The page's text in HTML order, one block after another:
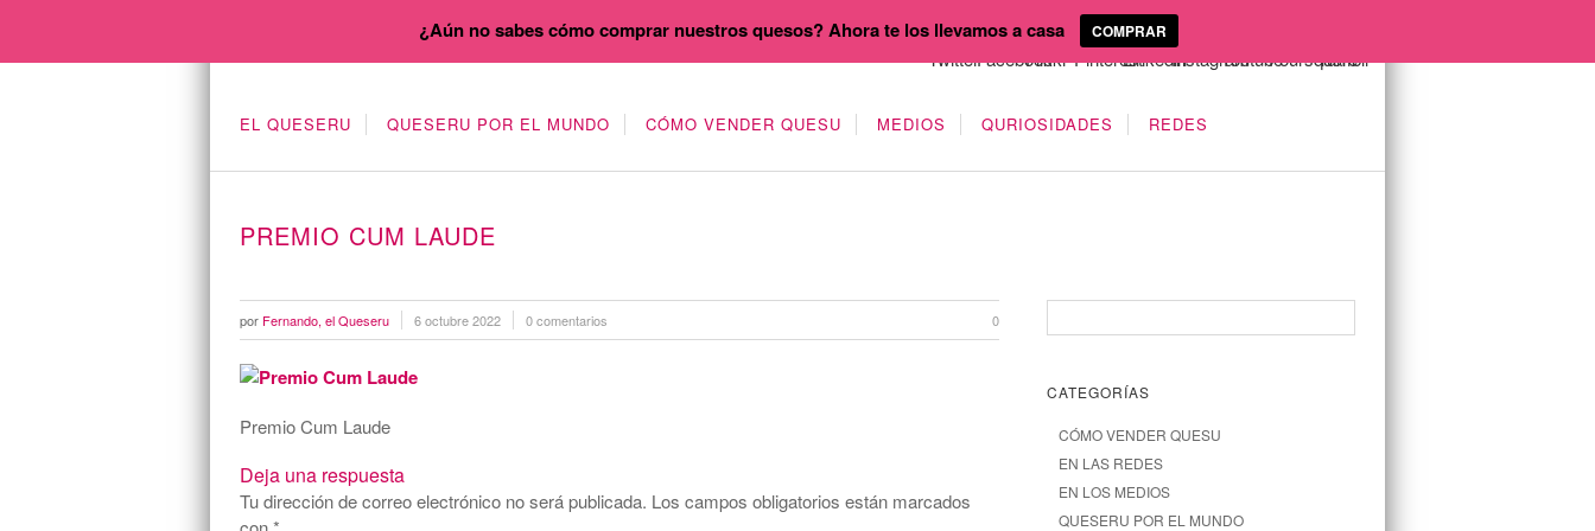
EL QUESERU QUESERU POR EL MUNDO CÓMO VENDER QUESU MEDIOS QURIOSIDADES REDES
PREMIO CUM LAUDE
por Fernando, el Queseru 6 octubre 2022 0 comentarios 0
Premio Cum Laude
Deja una respuesta
Tu dirección de correo electrónico no será publicada. Los campos obligatorios están marcados
CATEGORÍAS
CÓMO VENDER QUESU
EN LAS REDES
EN LOS MEDIOS
QUESERU POR EL MUNDO
¿Aún no sabes cómo comprar nuestros quesos? Ahora te los llevamos a casa COMPRAR